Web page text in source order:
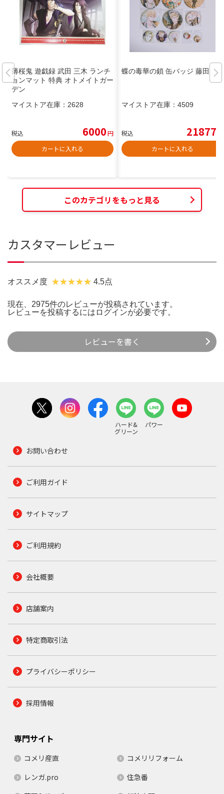
薄桜鬼 遊戯録 武田 三木 ランチ
ョンマット 特典 オトメイトガー
デン
マイストア在庫： 2628
税込 6000円
カートに入れる
蝶の毒華の鎖 缶バッジ 藤田
マイストア在庫： 4509
税込 21877
カートに入れる
このカテゴリをもっと見る
カスタマーレビュー
オススメ度 4.5点
現在、2975件のレビューが投稿されています。
レビューを投稿するには ログインが必要です。
レビューを書く
ハード&
グリーン
パワー
お問い合わせ
ご利用ガイド
サイトマップ
ご利用規約
会社概要
店舗案内
特定商取引法
プライバシーポリシー
採用情報
専門サイト
コメリ産直
コメリリフォーム
レンガ.pro
住急番